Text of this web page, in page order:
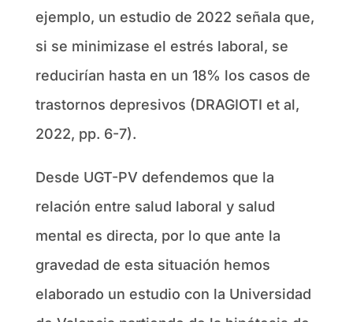
ejemplo, un estudio de 2022 señala que,
si se minimizase el estrés laboral, se
reducirían hasta en un 18% los casos de
trastornos depresivos (DRAGIOTI et al,
2022, pp. 6-7).
Desde UGT-PV defendemos que la
relación entre salud laboral y salud
mental es directa, por lo que ante la
gravedad de esta situación hemos
elaborado un estudio con la Universidad